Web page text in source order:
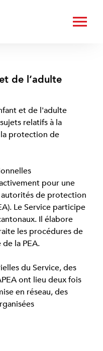
de l’adulte
et de l'adulte
relatifs à la
protection de
pour une
de protection
Le Service participe
Il élabore
les procédures de
la PEA.
du Service, des
ont lieu deux fois
en réseau, des